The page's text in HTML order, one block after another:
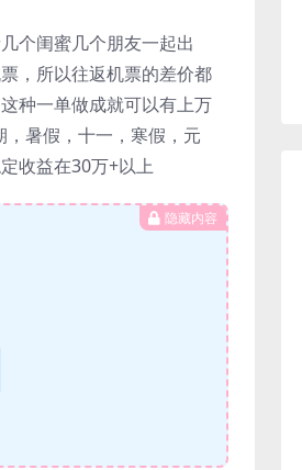
个闺蜜几个朋友一起出
，所以往返机票的差价都
种一单做成就可以有上万
暑假，十一，寒假，元
收益在30万+以上
隐藏内容